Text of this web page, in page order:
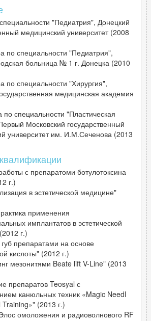
"Педиатрия", Донецкий
медицинский университет (2008
по специальности "Педиатрия",
больница № 1 г. Донецка (2010
по специальности "Хирургия",
медицинская академия
специальности "Пластическая
Московский государственный
университет им. И.М.Сеченова (2013
с препаратоми ботулотоксина
г.)
в эстетической медицине"
применения
имплантатов в эстетической
г.)
препаратами на основе
кислоты" (2012 г.)
мезонитями Beate lift V-Line" (2013
препаратов Teosyal с
канюльных техник «Magic Needl
(2013 г.)
омоложения и радиоволнового RF